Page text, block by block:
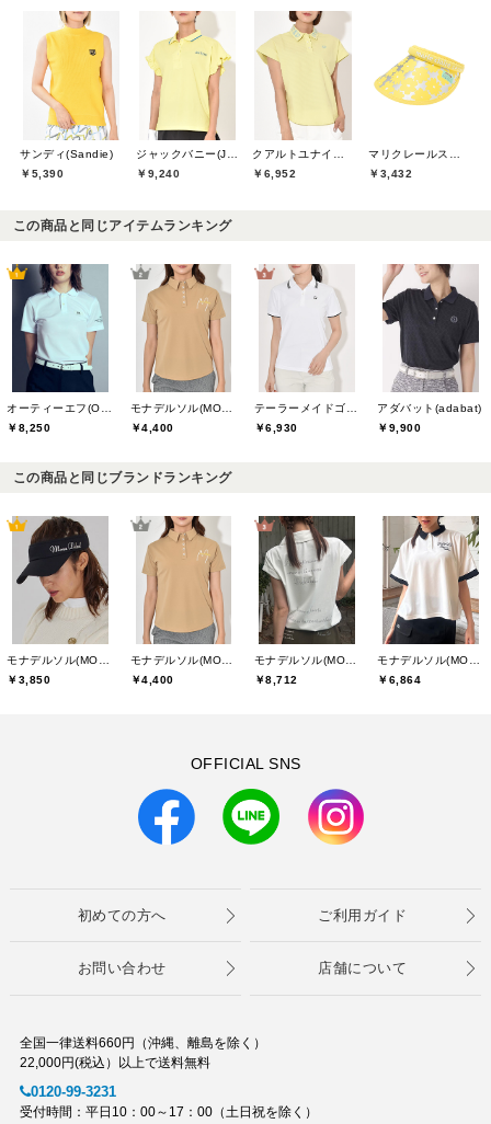
サンディ(Sandie)
￥5,390
￥9,240
￥6,952
￥3,432
この商品と同じアイテムランキング
￥8,250
￥4,400
￥6,930
アダバット(adabat)
￥9,900
この商品と同じブランドランキング
￥3,850
￥4,400
￥8,712
￥6,864
OFFICIAL SNS
初めての方へ ご利用ガイド
お問い合わせ 店舗について
全国一律送料660円（沖縄、離島を除く）
22,000円(税込）以上で送料無料
0120-99-3231
受付時間：平日10：00～17：00（土日祝を除く）